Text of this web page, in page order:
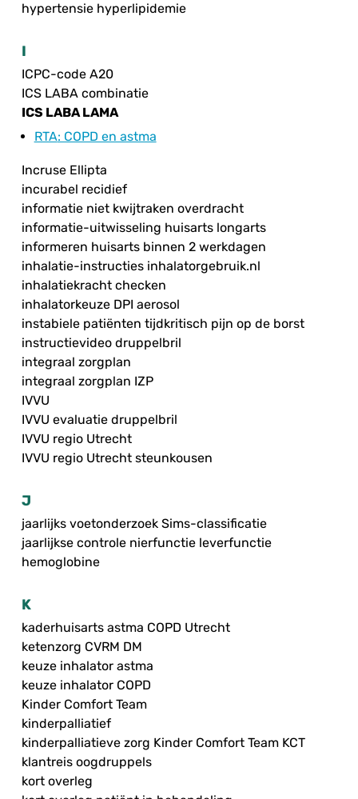
hypertensie hyperlipidemie
I
ICPC-code A20
ICS LABA combinatie
ICS LABA LAMA
RTA: COPD en astma
Incruse Ellipta
incurabel recidief
informatie niet kwijtraken overdracht
informatie-uitwisseling huisarts longarts
informeren huisarts binnen 2 werkdagen
inhalatie-instructies inhalatorgebruik.nl
inhalatiekracht checken
inhalatorkeuze DPI aerosol
instabiele patiënten tijdkritisch pijn op de borst
instructievideo druppelbril
integraal zorgplan
integraal zorgplan IZP
IVVU
IVVU evaluatie druppelbril
IVVU regio Utrecht
IVVU regio Utrecht steunkousen
J
jaarlijks voetonderzoek Sims-classificatie
jaarlijkse controle nierfunctie leverfunctie
hemoglobine
K
kaderhuisarts astma COPD Utrecht
ketenzorg CVRM DM
keuze inhalator astma
keuze inhalator COPD
Kinder Comfort Team
kinderpalliatief
kinderpalliatieve zorg Kinder Comfort Team KCT
klantreis oogdruppels
kort overleg